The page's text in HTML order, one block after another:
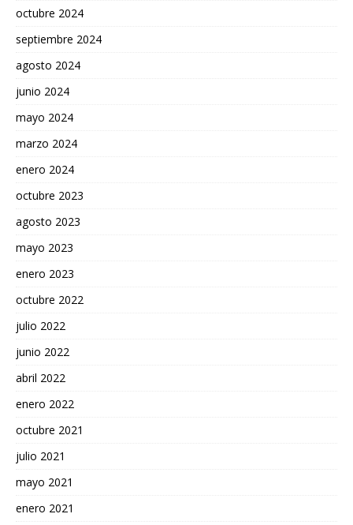
octubre 2024
septiembre 2024
agosto 2024
junio 2024
mayo 2024
marzo 2024
enero 2024
octubre 2023
agosto 2023
mayo 2023
enero 2023
octubre 2022
julio 2022
junio 2022
abril 2022
enero 2022
octubre 2021
julio 2021
mayo 2021
enero 2021